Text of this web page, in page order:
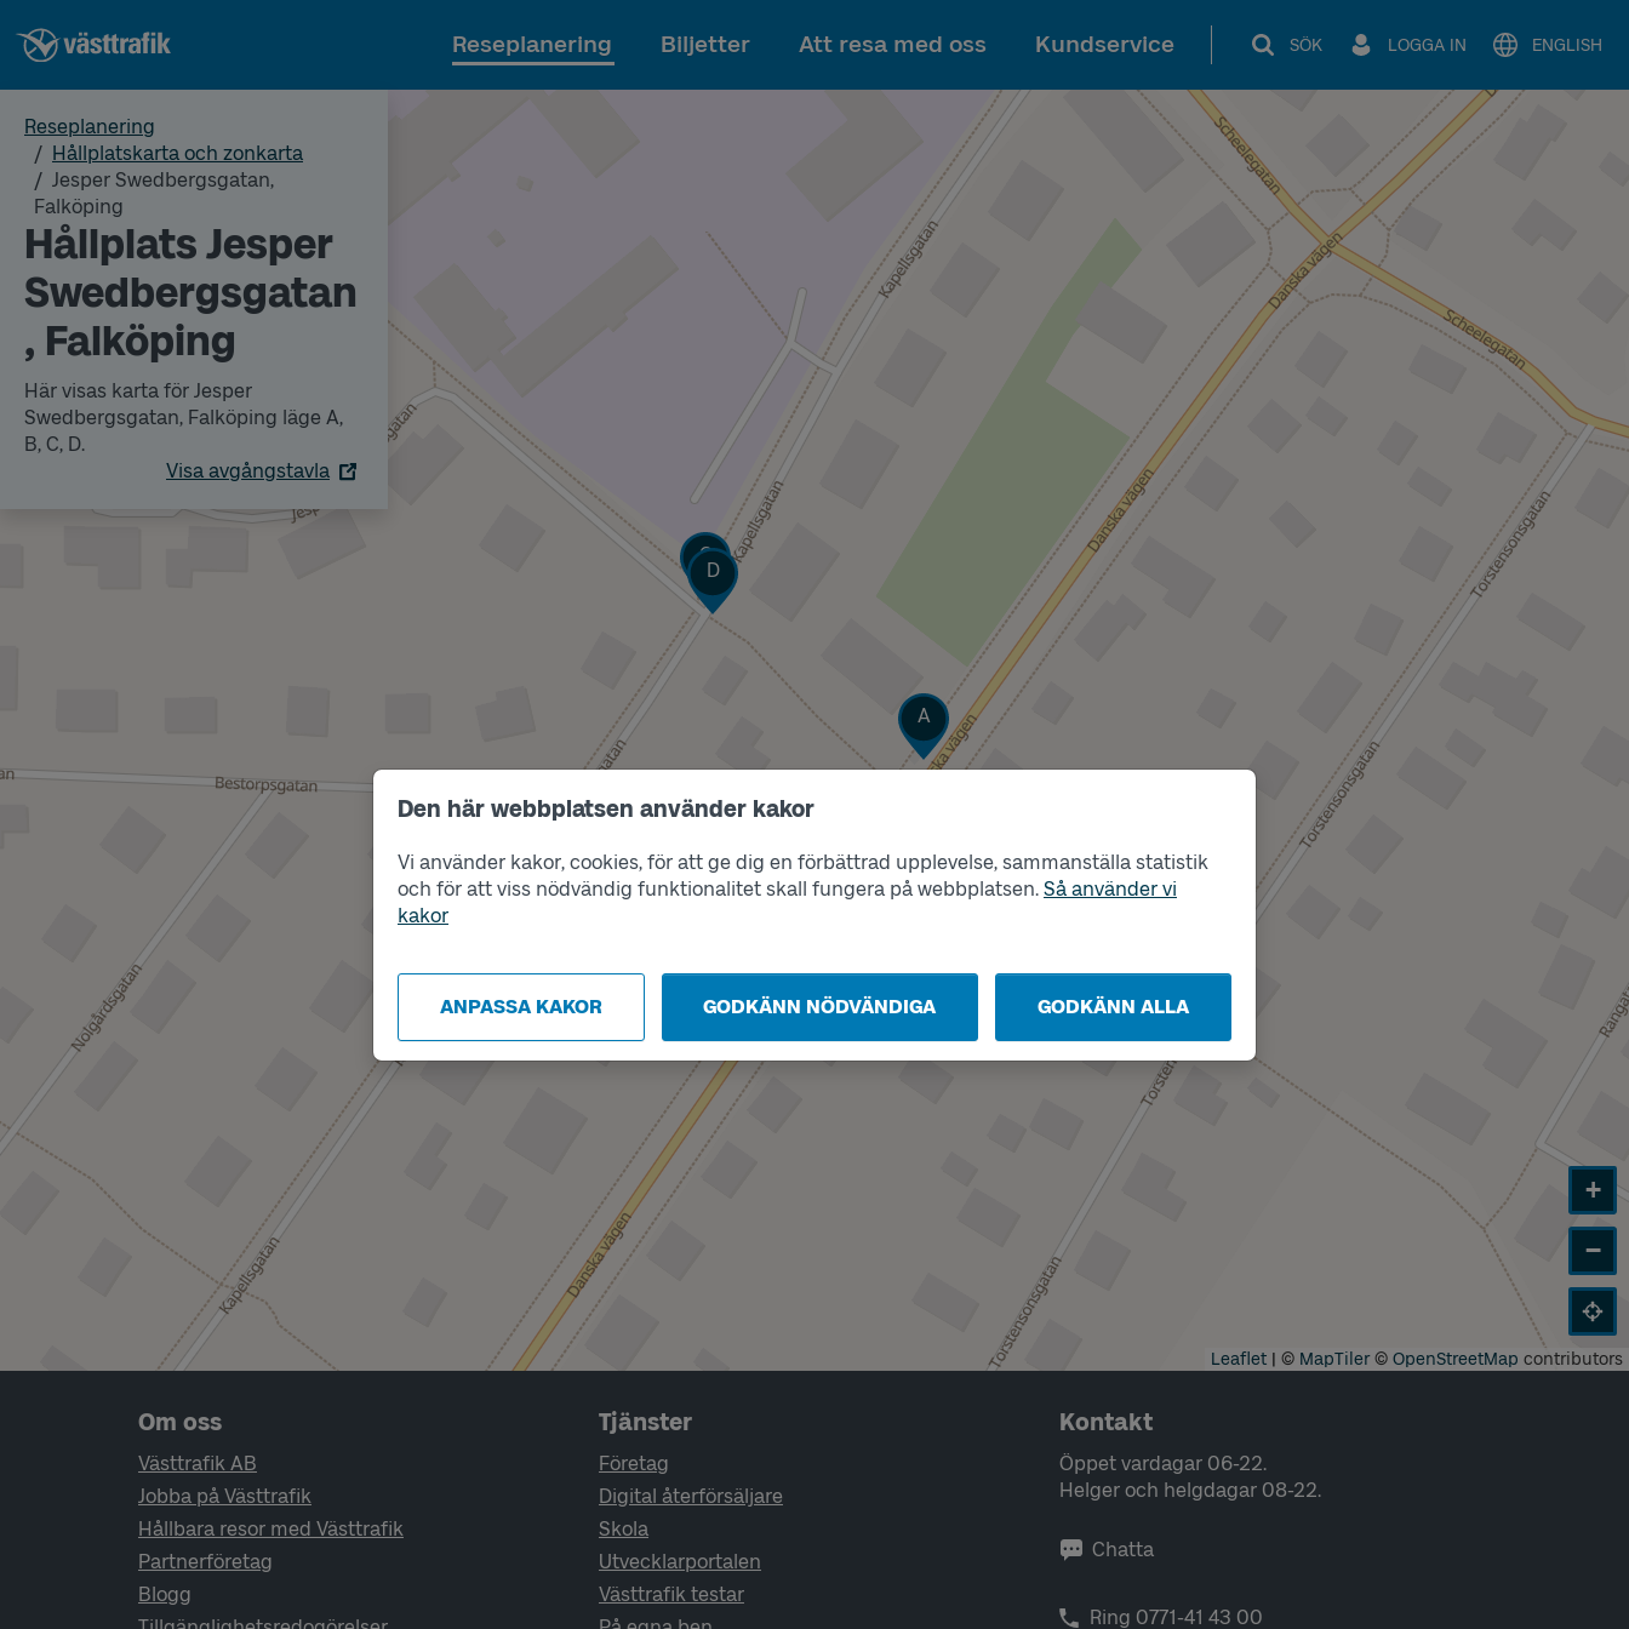
Den här webbplatsen använder kakor
Vi använder kakor, cookies, för att ge dig en förbättrad upplevelse, sammanställa statistik
och för att viss nödvändig funktionalitet skall fungera på webbplatsen. Så använder vi
kakor
ANPASSA KAKOR GODKÄNN NÖDVÄNDIGA GODKÄNN ALLA
Till innehållet
Reseplanering Biljetter Att resa med oss Kundservice SÖK LOGGA IN ENGLISH
Reseplanering
Hållplatskarta och zonkarta
Jesper Swedbergsgatan,
Falköping
Hållplats Jesper
Swedbergsgatan
, Falköping
Här visas karta för Jesper
Swedbergsgatan, Falköping läge A,
B, C, D.
Visa avgångstavla
Läge
A
Läge
C
Läge
D
+
−
Leaflet | © MapTiler© OpenStreetMap contributors
Sidfotsnavigering
Om oss
Västtrafik AB
Jobba på Västtrafik
Hållbara resor med Västtrafik
Partnerföretag
Blogg
Tjänster
Företag
Digital återförsäljare
Skola
Utvecklarportalen
Västtrafik testar
Kontakt
Öppet vardagar 06-22.
Helger och helgdagar 08-22.
Chatta
Ring 0771-41 43 00